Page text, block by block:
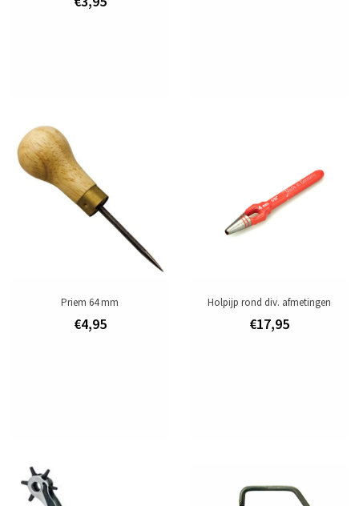
Priem 64 mm
€4,95
Holpijp rond div. afmetingen
€17,95